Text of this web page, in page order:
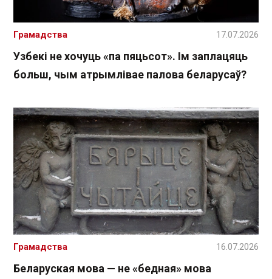
Узбекі не хочуць «па пяцьсот». Ім заплацяць
больш, чым атрымлівае палова беларусаў?
Грамадства 17.07.2026
Беларуская мова — не «бедная» мова
Грамадства 16.07.2026